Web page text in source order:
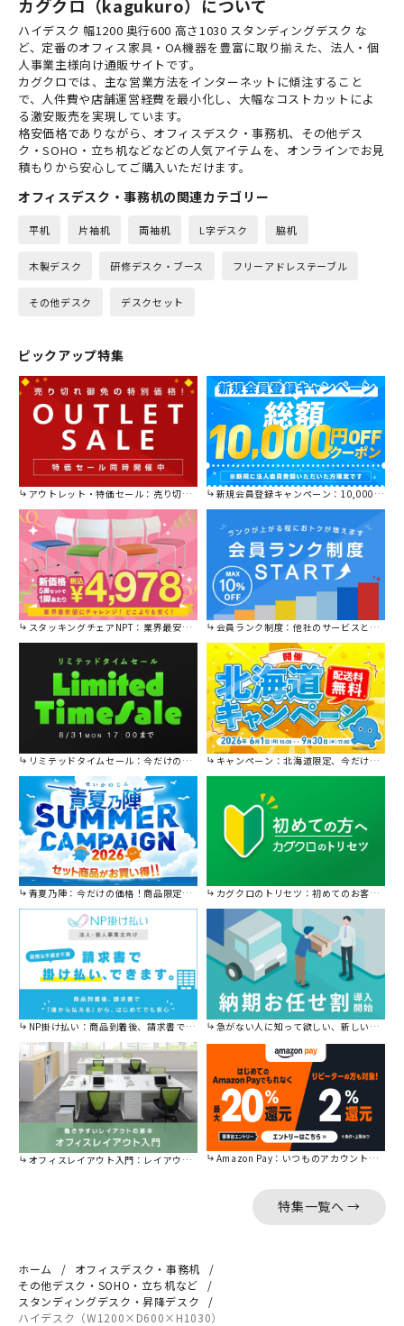
カグクロ（kagukuro）について
ハイデスク 幅1200 奥行600 高さ1030 スタンディングデスク な
ど、定番のオフィス家具・OA機器を豊富に取り揃えた、法人・個
人事業主様向け通販サイトです。
カグクロでは、主な営業方法をインターネットに傾注すること
で、人件費や店舗運営経費を最小化し、大幅なコストカットによ
る激安販売を実現しています。
格安価格でありながら、オフィスデスク・事務机、その他デス
ク・SOHO・立ち机などなどの人気アイテムを、オンラインでお見
積もりから安心してご購入いただけます。
オフィスデスク・事務机の関連カテゴリー
平机 片袖机 両袖机 L字デスク 脇机
木製デスク 研修デスク・ブース フリーアドレステーブル
その他デスク デスクセット
ピックアップ特集
アウトレット・特価セール：売り切れ御免の特別価格！ 新規会員登録キャンペーン：10,000円OFFクーポン進呈中！
スタッキングチェアNPT：業界最安値に挑戦！ 会員ランク制度：他社のサービスと比較してください。
リミテッドタイムセール：今だけの限定セール。 キャンペーン：北海道限定、今だけ送料無料！
青夏乃陣：今だけの価格！商品限定セール開催中です。 カグクロのトリセツ：初めてのお客様はこちら。
NP掛け払い：商品到着後、請求書で後から払えます。 急がない人に知って欲しい、新しい割引を始めました。
オフィスレイアウト入門：レイアウトの基本をご紹介。 Amazon Pay：いつものアカウントで簡単に決済可能。
特集一覧へ →
ホーム
オフィスデスク・事務机
その他デスク・SOHO・立ち机など
スタンディングデスク・昇降デスク
ハイデスク（W1200×D600×H1030）